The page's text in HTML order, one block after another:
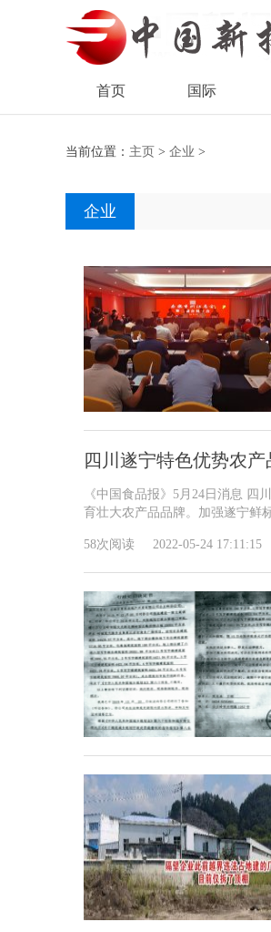
首页 国际
当前位置： 主页 > 企业 >
企业
四川遂宁特色优势农
《中国食品报》5月24日消息
育壮大农产品品牌。加强遂宁鲜
58次阅读 2022-05-24 17:11:15